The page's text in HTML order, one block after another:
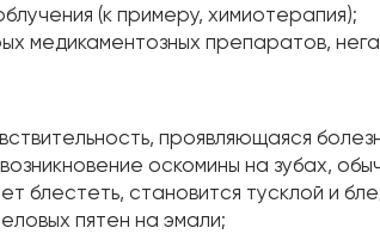
(к примеру, химиотерапия);
медикаментозных препаратов,
проявляющаяся
оскомины на зубах,
блестеть, становится тусклой и
пятен на эмали;